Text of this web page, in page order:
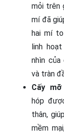
mỏi trên
mí đã
hai mí
linh
nhìn
và tràn
Cấy
hóp
thân,
mềm